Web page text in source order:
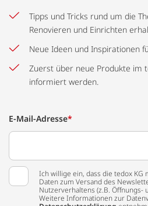
Tipps und Tricks rund um die
Renovieren und Einrichten
Neue Ideen und Inspirationen
Zuerst über neue Produkte im
informiert werden.
E-Mail-Adresse*
Ich willige ein, dass die tedox
Daten zum Versand des
Nutzerverhaltens (z.B. Öffnungs-
Weitere Informationen zur